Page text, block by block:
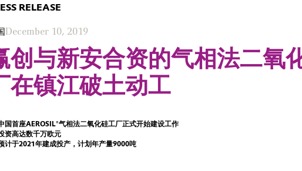
RELEASE
December 10, 2019
创与新安合资的气相法二氧
在镇江破土动工
国首座AEROSIL®气相法二氧化硅工厂正式开始建设工作
资高达数千万欧元
计于2021年建成投产，计划年产量9000吨